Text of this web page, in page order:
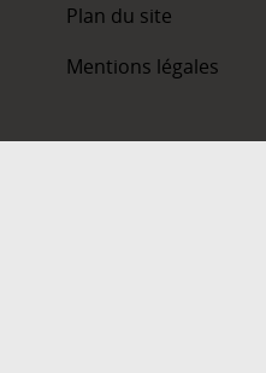
Plan du site
Mentions légales